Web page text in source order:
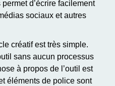
d’écrire facilement
sociaux et autres
créatif est très simple.
sans aucun processus
à propos de l’outil est
éléments de police sont